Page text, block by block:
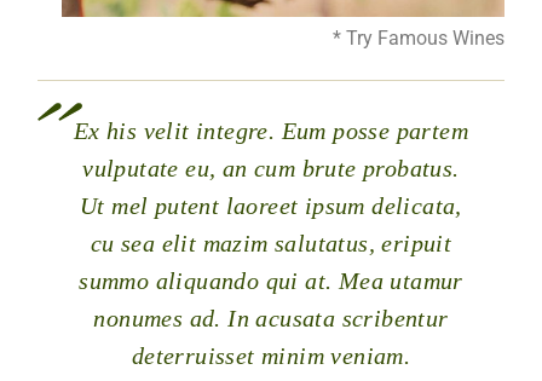
* Try Famous Wines
Ex his velit integre. Eum posse partem
vulputate eu, an cum brute probatus.
Ut mel putent laoreet ipsum delicata,
cu sea elit mazim salutatus, eripuit
summo aliquando qui at. Mea utamur
nonumes ad. In acusata scribentur
deterruisset minim veniam.